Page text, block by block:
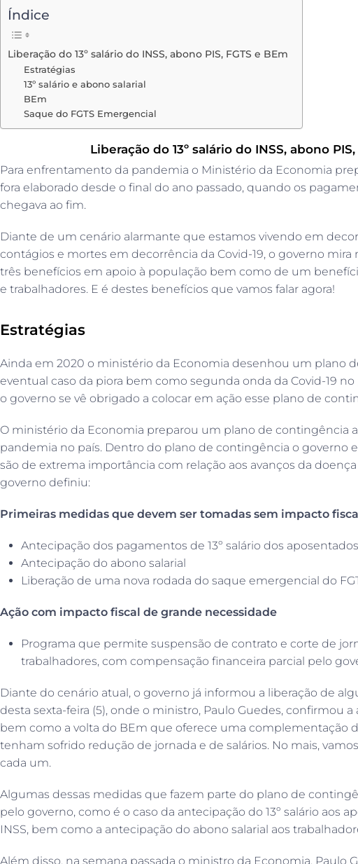
Índice
Liberação do 13º salário do INSS, abono PIS, FGTS e BEm
Estratégias
13º salário e abono salarial
BEm
Saque do FGTS Emergencial
Liberação do 13º salário do INSS, abono PIS,
Para enfrentamento da pandemia o Ministério da Economia
fora elaborado desde o final do ano passado, quando os
chegava ao fim.
Diante de um cenário alarmante que estamos vivendo em
contágios e mortes em decorrência da Covid-19, o governo mira
três benefícios em apoio à população bem como de um
e trabalhadores. E é destes benefícios que vamos falar agora!
Estratégias
Ainda em 2020 o ministério da Economia desenhou um plano
eventual caso da piora bem como segunda onda da Covid-19
o governo se vê obrigado a colocar em ação esse plano de
O ministério da Economia preparou um plano de contingência
pandemia no país. Dentro do plano de contingência o governo
são de extrema importância com relação aos avanços da
governo definiu:
Primeiras medidas que devem ser tomadas sem impacto
Antecipação dos pagamentos de 13º salário dos
Antecipação do abono salarial
Liberação de uma nova rodada do saque emergencial do
Ação com impacto fiscal de grande necessidade
Programa que permite suspensão de contrato e corte de
trabalhadores, com compensação financeira parcial pelo
Diante do cenário atual, o governo já informou a liberação de
desta sexta-feira (5), onde o ministro, Paulo Guedes, confirmou a
bem como a volta do BEm que oferece uma complementação
tenham sofrido redução de jornada e de salários. No mais,
cada um.
Algumas dessas medidas que fazem parte do plano de
pelo governo, como é o caso da antecipação do 13º salário aos
INSS, bem como a antecipação do abono salarial aos
Além disso, na semana passada o ministro da Economia, Paulo